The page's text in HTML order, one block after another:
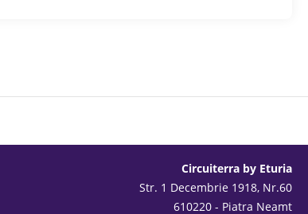
Circuiterra by Eturia
Str. 1 Decembrie 1918, Nr.60
610220 - Piatra Neamt